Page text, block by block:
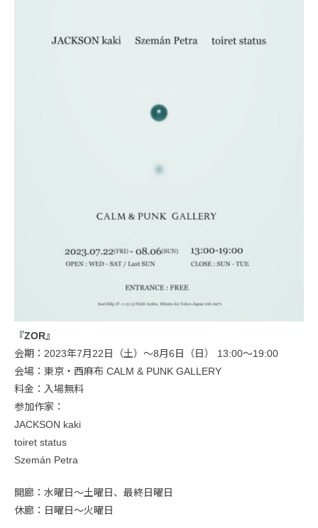
『ZOR』
会期：2023年7月22日（土）〜8月6日（日） 13:00〜19:00
会場：東京・西麻布 CALM & PUNK GALLERY
料金：入場無料
参加作家：
JACKSON kaki
toiret status
Szemán Petra
開廊：水曜日〜土曜日、最終日曜日
休廊：日曜日〜火曜日